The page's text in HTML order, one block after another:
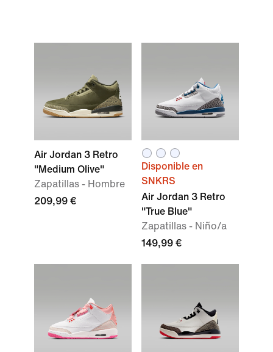
Air Jordan 3 Retro
"Medium Olive"
Zapatillas - Hombre
209,99 €
Disponible en
SNKRS
Air Jordan 3 Retro
"True Blue"
Zapatillas - Niño/a
149,99 €